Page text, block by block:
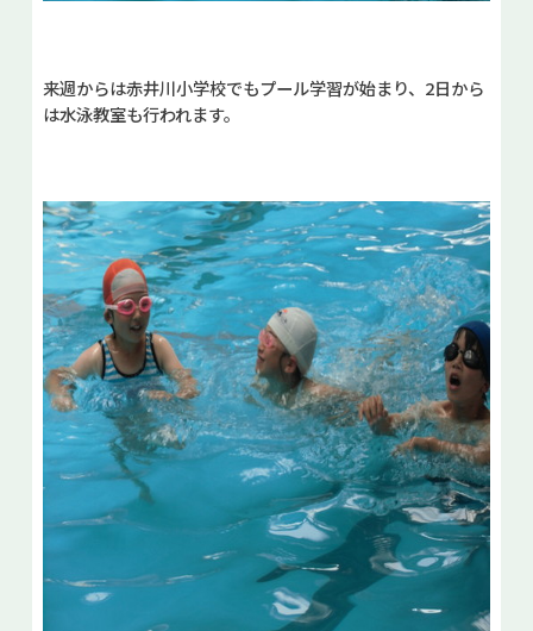
来週からは赤井川小学校でもプール学習が始まり、2日から
は水泳教室も行われます。